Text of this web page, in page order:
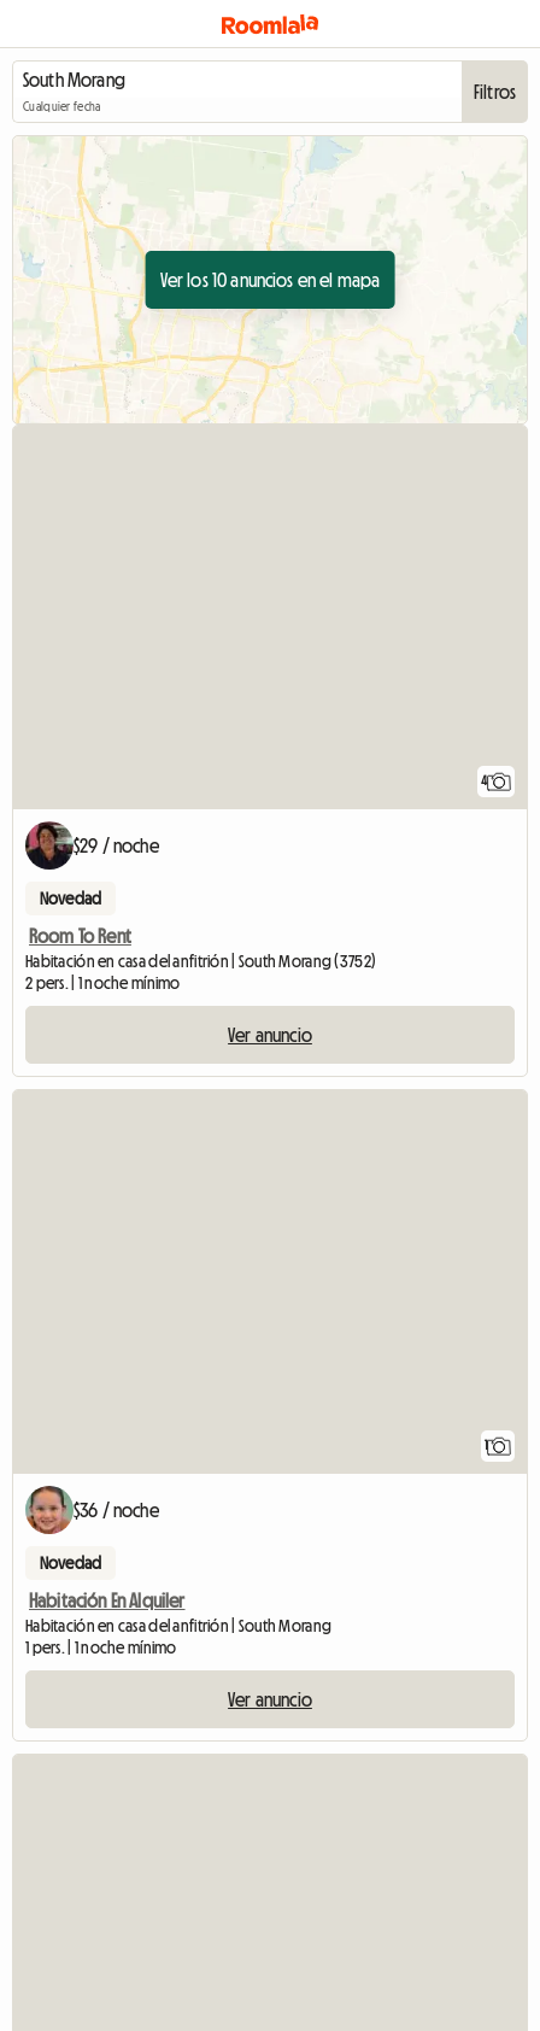
Cualquier fecha
Filtros
Ver los 10 anuncios en el mapa
4
$29 / noche
Novedad
Room To Rent
Habitación en casa del anfitrión | South Morang (3752)
2 pers. | 1 noche mínimo
Ver anuncio
1
$36 / noche
Novedad
Habitación En Alquiler
Habitación en casa del anfitrión | South Morang
1 pers. | 1 noche mínimo
Ver anuncio